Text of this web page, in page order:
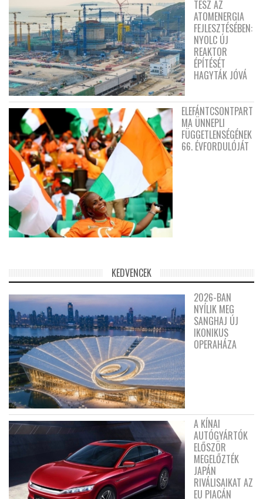
TESZ AZ
ATOMENERGIA
FEJLESZTÉSÉBEN:
NYOLC ÚJ
REAKTOR
ÉPÍTÉSÉT
HAGYTÁK JÓVÁ
ELEFÁNTCSONTPART
MA ÜNNEPLI
FÜGGETLENSÉGÉNEK
66. ÉVFORDULÓJÁT
KEDVENCEK
2026-BAN
NYÍLIK MEG
SANGHAJ ÚJ
IKONIKUS
OPERAHÁZA
A KÍNAI
AUTÓGYÁRTÓK
ELŐSZÖR
MEGELŐZTÉK
JAPÁN
RIVÁLISAIKAT AZ
EU PIACÁN